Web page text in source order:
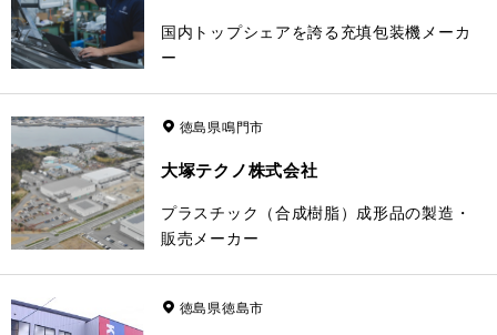
国内トップシェアを誇る充填包装機メーカ
ー
徳島県鳴門市
大塚テクノ株式会社
プラスチック（合成樹脂）成形品の製造・
販売メーカー
徳島県徳島市